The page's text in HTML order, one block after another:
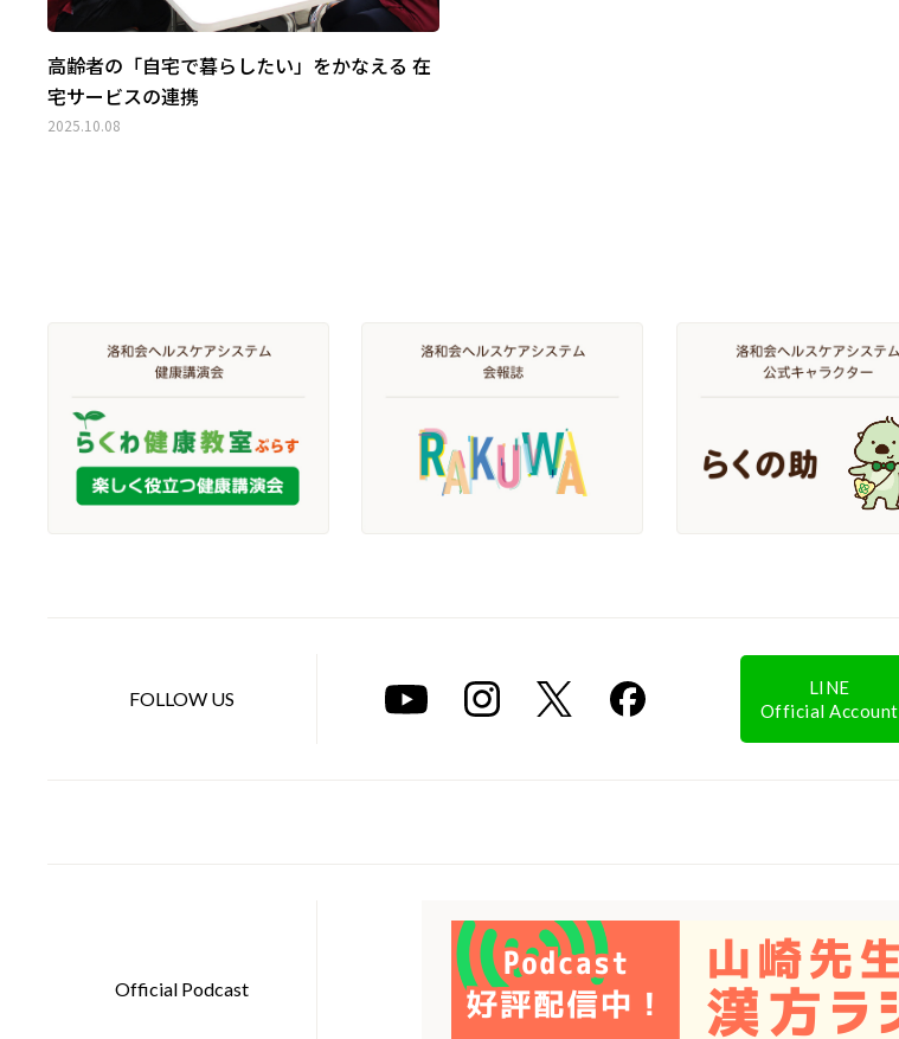
高齢者の「自宅で暮らしたい」をかなえる 在
宅サービスの連携
2025.10.08
FOLLOW US
LINE
Official Account
Official Podcast